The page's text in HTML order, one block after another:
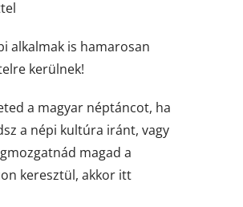
alkalmak is hamarosan
kerülnek!
a magyar néptáncot, ha
a népi kultúra iránt, vagy
magad a
keresztül, akkor itt